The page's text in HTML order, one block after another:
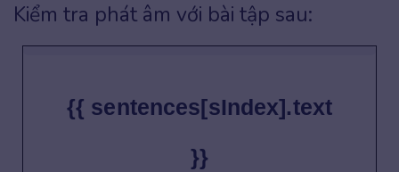
Kiểm tra phát âm với bài tập sau:
{{ sentences[sIndex].text
}}